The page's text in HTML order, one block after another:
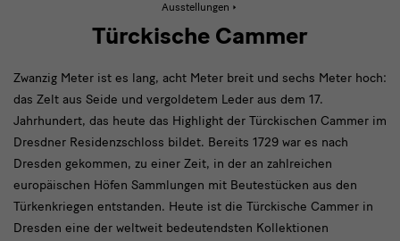
Ausstellungen
Cammer
Türckische Cammer
Zwanzig Meter ist es lang, acht Meter breit und sechs Meter hoch:
das Zelt aus Seide und vergoldetem Leder aus dem 17.
Jahrhundert, das heute das Highlight der Türckischen Cammer im
Dresdner Residenzschloss bildet. Bereits 1729 war es nach
Dresden gekommen, zu einer Zeit, in der an zahlreichen
europäischen Höfen Sammlungen mit Beutestücken aus den
Türkenkriegen entstanden. Heute ist die Türckische Cammer in
Dresden eine der weltweit bedeutendsten Kollektionen